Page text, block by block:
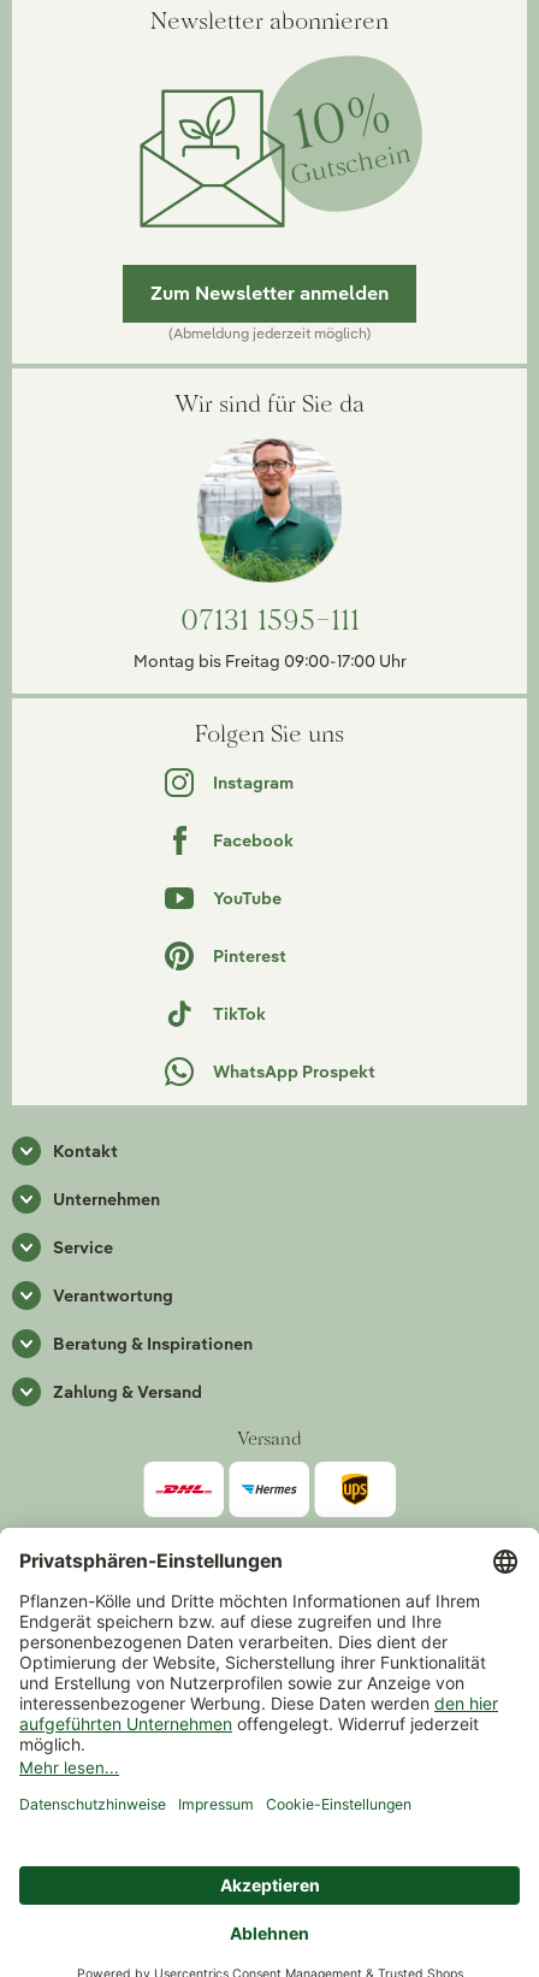
Newsletter abonnieren
10%
Gutschein
Zum Newsletter anmelden
(Abmeldung jederzeit möglich)
Wir sind für Sie da
07131 1595-111
Montag bis Freitag 09:00-17:00 Uhr
Folgen Sie uns
Instagram
Facebook
YouTube
Pinterest
TikTok
WhatsApp Prospekt
Kontakt
Unternehmen
Service
Verantwortung
Beratung & Inspirationen
Zahlung & Versand
Versand
Zahlarten
*Alle Preise inkl. gesetzlicher Mehrwertsteuer zzgl.Versand
Mindestbestellwert 14,90 €, ausgenommen sind Gutscheine und
Events.
Widerrufsrecht Datenschutz
Nutzungsbedingungen Chatbot
Cookie-Einstellungen